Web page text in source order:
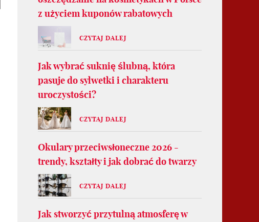
z użyciem kuponów rabatowych
CZYTAJ DALEJ
Jak wybrać suknię ślubną, która
pasuje do sylwetki i charakteru
uroczystości?
CZYTAJ DALEJ
Okulary przeciwsłoneczne 2026 -
trendy, kształty i jak dobrać do twarzy
CZYTAJ DALEJ
Jak stworzyć przytulną atmosferę w